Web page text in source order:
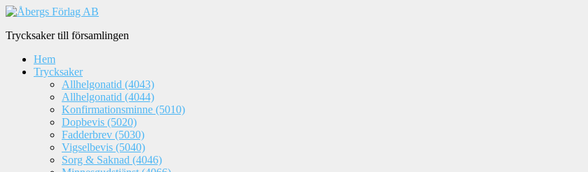
Trycksaker till församlingen
Hem
Trycksaker
Allhelgonatid (4043)
Allhelgonatid (4044)
Konfirmationsminne (5010)
Dopbevis (5020)
Fadderbrev (5030)
Vigselbevis (5040)
Sorg & Saknad (4046)